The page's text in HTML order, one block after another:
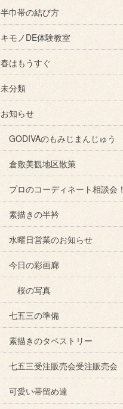
半巾帯の結び方
キモノDE体験教室
春はもうすぐ
未分類
お知らせ
GODIVAのもみじまんじゅう
倉敷美観地区散策
プロのコーディネート相談会！
素描きの半衿
水曜日営業のお知らせ
今日の彩画廊
桜の写真
七五三の準備
素描きのタペストリー
七五三受注販売会受注販売会
可愛い帯留め達